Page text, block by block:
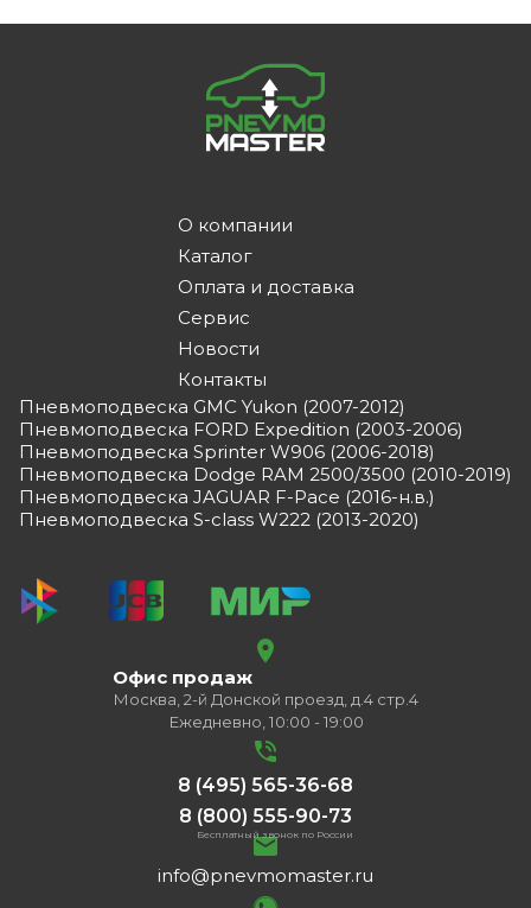
О компании
Каталог
Оплата и доставка
Сервис
Новости
Контакты
Пневмоподвеска GMC Yukon (2007-2012)
Пневмоподвеска FORD Expedition (2003-2006)
Пневмоподвеска Sprinter W906 (2006-2018)
Пневмоподвеска Dodge RAM 2500/3500 (2010-2019)
Пневмоподвеска JAGUAR F-Pace (2016-н.в.)
Пневмоподвеска S-class W222 (2013-2020)
Офис продаж
Москва, 2-й Донской проезд, д.4 стр.4
Ежедневно, 10:00 - 19:00
8 (495) 565-36-68
8 (800) 555-90-73
Бесплатный звонок по России
info@pnevmomaster.ru